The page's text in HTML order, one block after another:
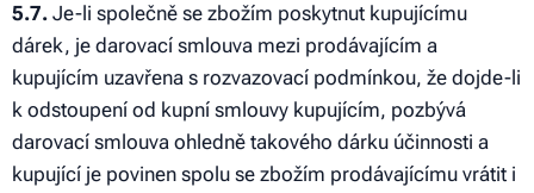
5.7. Je-li společně se zbožím poskytnut kupujícímu
dárek, je darovací smlouva mezi prodávajícím a
kupujícím uzavřena s rozvazovací podmínkou, že dojde-li
k odstoupení od kupní smlouvy kupujícím, pozbývá
darovací smlouva ohledně takového dárku účinnosti a
kupující je povinen spolu se zbožím prodávajícímu vrátit i